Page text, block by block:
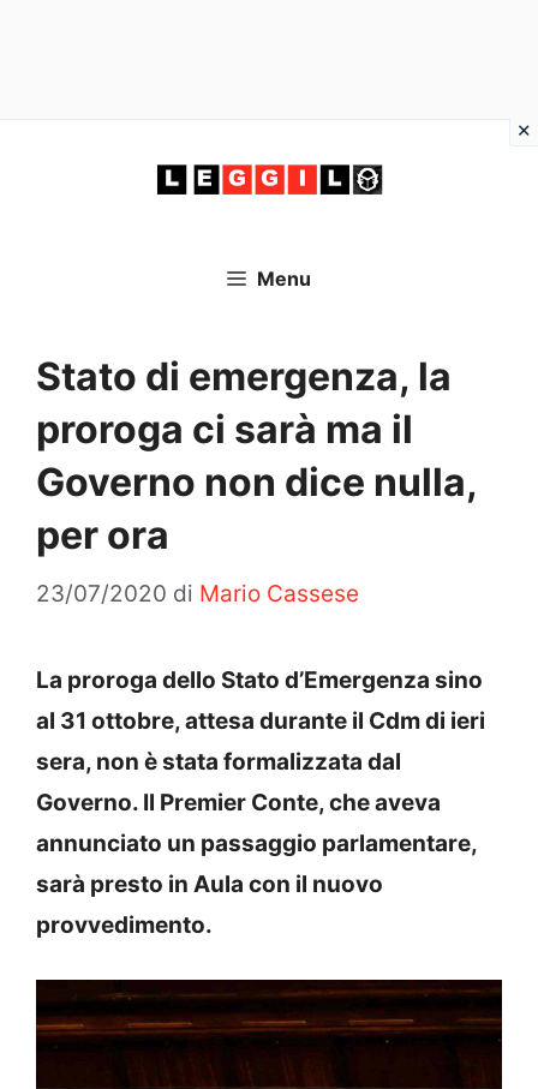
Menu
Stato di emergenza, la
proroga ci sarà ma il
Governo non dice nulla,
per ora
23/07/2020 di Mario Cassese
La proroga dello Stato d’Emergenza sino
al 31 ottobre, attesa durante il Cdm di ieri
sera, non è stata formalizzata dal
Governo. Il Premier Conte, che aveva
annunciato un passaggio parlamentare,
sarà presto in Aula con il nuovo
provvedimento.